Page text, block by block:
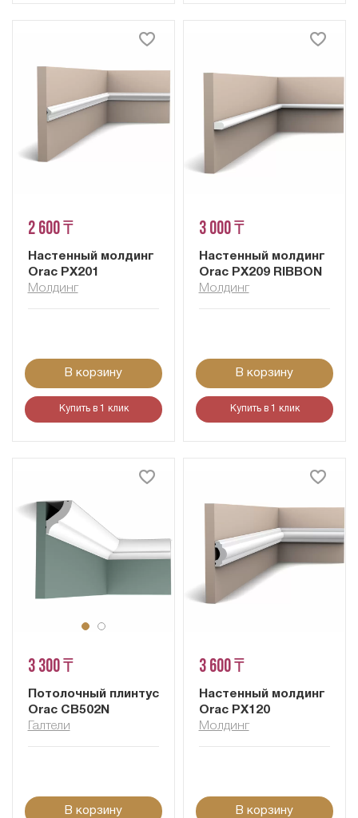
2 600 ₸
Настенный молдинг
Orac PX201
Молдинг
В корзину
Купить в 1 клик
3 000 ₸
Настенный молдинг
Orac PX209 RIBBON
Молдинг
В корзину
Купить в 1 клик
3 300 ₸
Потолочный плинтус
Orac CB502N
Галтели
В корзину
3 600 ₸
Настенный молдинг
Orac PX120
Молдинг
В корзину